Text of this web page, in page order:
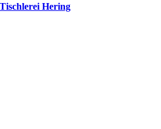
Tischlerei Hering